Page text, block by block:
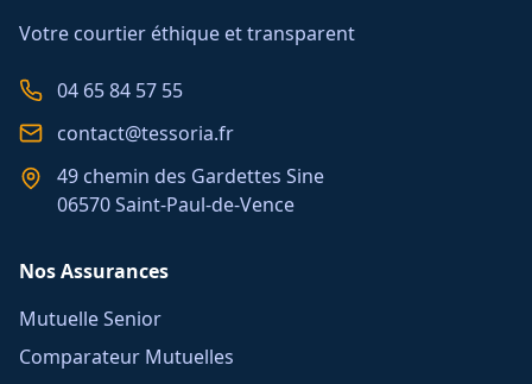
Votre courtier éthique et transparent
04 65 84 57 55
contact@tessoria.fr
49 chemin des Gardettes Sine
06570 Saint-Paul-de-Vence
Nos Assurances
Mutuelle Senior
Comparateur Mutuelles